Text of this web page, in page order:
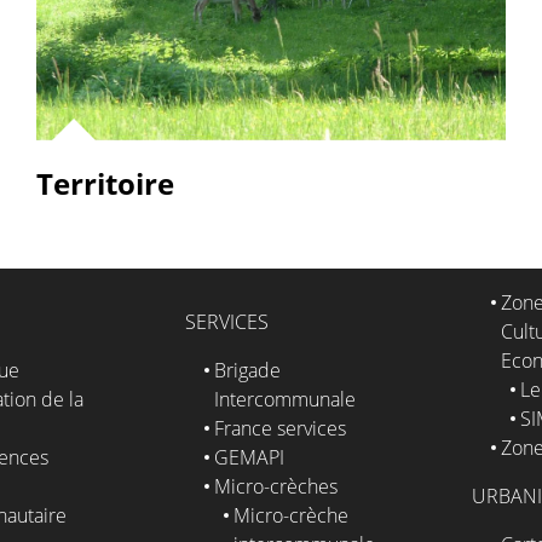
Territoire
de la
SERVICES
Brigade
Intercommunale
France services
GEMAPI
Micro-crèches
Micro-crèche